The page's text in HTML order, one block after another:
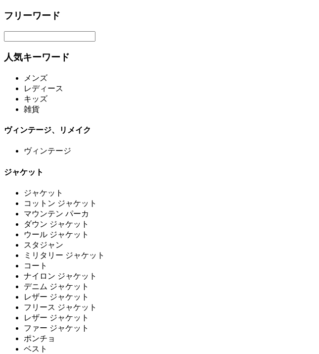
フリーワード
人気キーワード
メンズ
レディース
キッズ
雑貨
ヴィンテージ、リメイク
ヴィンテージ
ジャケット
ジャケット
コットン ジャケット
マウンテン パーカ
ダウン ジャケット
ウール ジャケット
スタジャン
ミリタリー ジャケット
コート
ナイロン ジャケット
デニム ジャケット
レザー ジャケット
フリース ジャケット
レザー ジャケット
ファー ジャケット
ポンチョ
ベスト